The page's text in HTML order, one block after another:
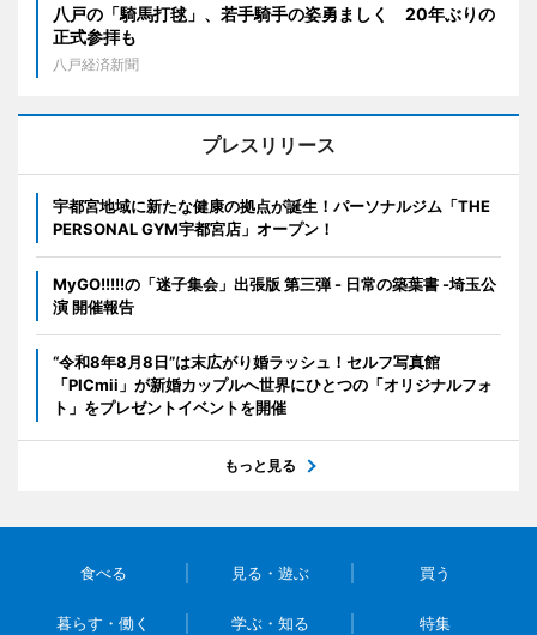
八戸の「騎馬打毬」、若手騎手の姿勇ましく 20年ぶりの
正式参拝も
八戸経済新聞
プレスリリース
宇都宮地域に新たな健康の拠点が誕生！パーソナルジム「THE
PERSONAL GYM宇都宮店」オープン！
MyGO!!!!!の「迷子集会」出張版 第三弾 - 日常の築葉書 -埼玉公
演 開催報告
“令和8年8月8日”は末広がり婚ラッシュ！セルフ写真館
「PICmii」が新婚カップルへ世界にひとつの「オリジナルフォ
ト」をプレゼントイベントを開催
もっと見る
食べる 見る・遊ぶ 買う
暮らす・働く 学ぶ・知る 特集